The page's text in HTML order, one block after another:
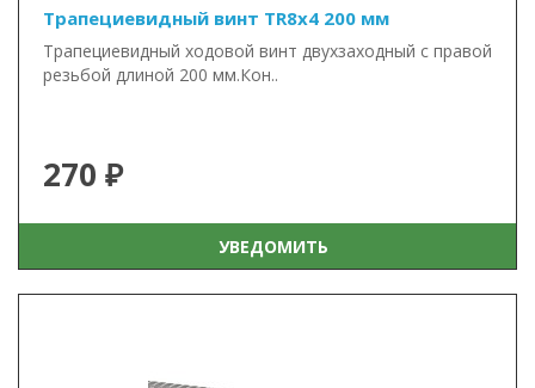
Трапециевидный винт TR8x4 200 мм
Трапециевидный ходовой винт двухзаходный с правой
резьбой длиной 200 мм.Кон..
270 ₽
УВЕДОМИТЬ